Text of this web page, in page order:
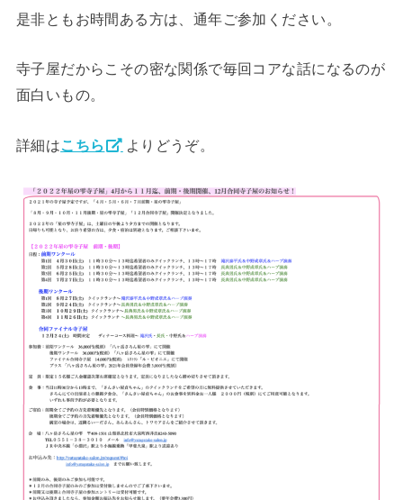
是非ともお時間ある方は、通年ご参加ください。
寺子屋だからこその密な関係で毎回コアな話になるのが
面白いもの。
詳細はこちら よりどうぞ。